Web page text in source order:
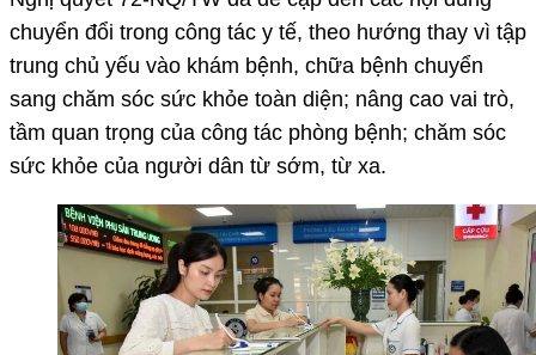
chuyển đổi trong công tác y tế, theo hướng thay vì tập
trung chủ yếu vào khám bệnh, chữa bệnh chuyển
sang chăm sóc sức khỏe toàn diện; nâng cao vai trò,
tầm quan trọng của công tác phòng bệnh; chăm sóc
sức khỏe của người dân từ sớm, từ xa.